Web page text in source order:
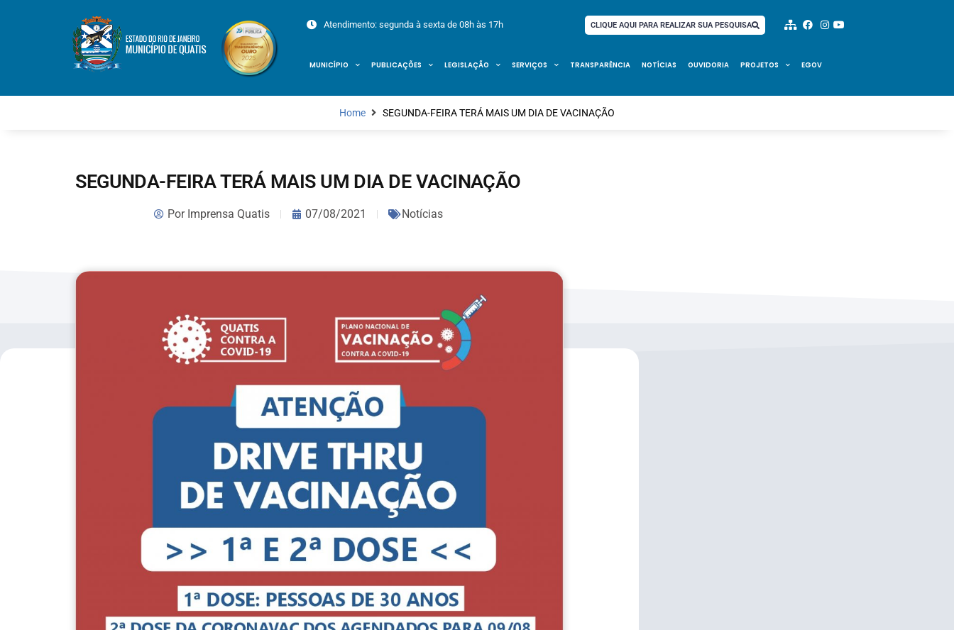
Atendimento: segunda à sexta de 08h às 17h CLIQUE AQUI PARA REALIZAR SUA PESQUISA
MUNICÍPIO PUBLICAÇÕES LEGISLAÇÃO SERVIÇOS TRANSPARÊNCIA NOTÍCIAS OUVIDORIA PROJETOS EGOV
Home SEGUNDA-FEIRA TERÁ MAIS UM DIA DE VACINAÇÃO
SEGUNDA-FEIRA TERÁ MAIS UM DIA DE VACINAÇÃO
PorImprensa Quatis 07/08/2021 Notícias